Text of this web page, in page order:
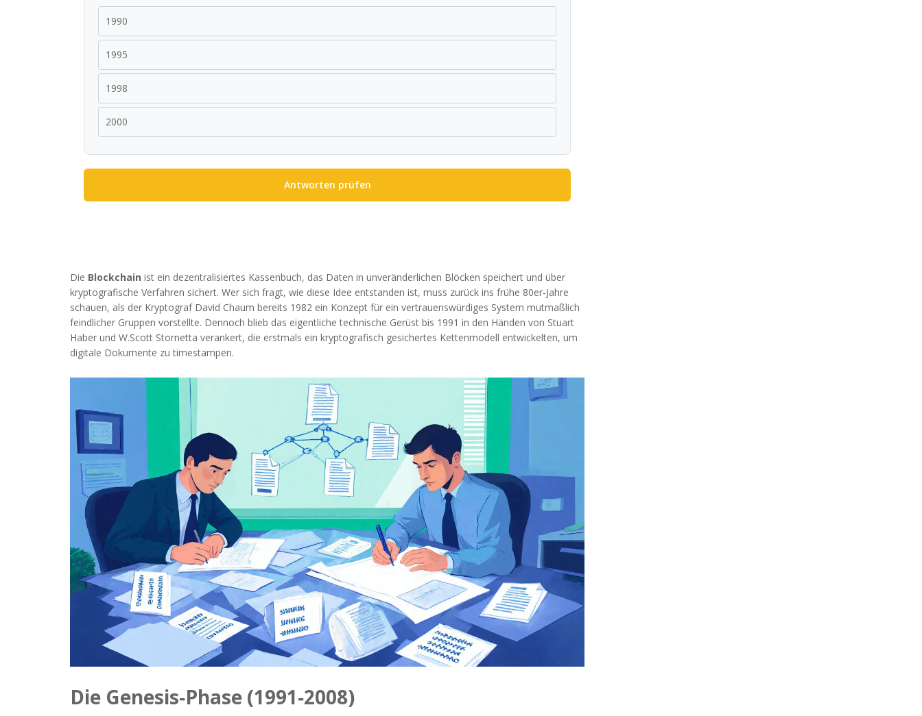
1990
1995
1998
2000
Antworten prüfen
Die Blockchain ist ein dezentralisiertes Kassenbuch, das Daten in unveränderlichen Blöcken speichert und über
kryptografische Verfahren sichert. Wer sich fragt, wie diese Idee entstanden ist, muss zurück ins frühe 80er‑Jahre
schauen, als der Kryptograf David Chaum bereits 1982 ein Konzept für ein vertrauenswürdiges System mutmaßlich
feindlicher Gruppen vorstellte. Dennoch blieb das eigentliche technische Gerüst bis 1991 in den Händen von Stuart
Haber und W.Scott Stornetta verankert, die erstmals ein kryptografisch gesichertes Kettenmodell entwickelten, um
digitale Dokumente zu timestampen.
Die Genesis‑Phase (1991‑2008)